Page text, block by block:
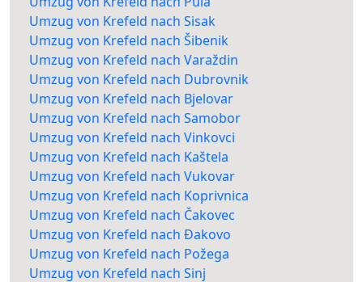
Umzug von Krefeld nach Sisak
Umzug von Krefeld nach Šibenik
Umzug von Krefeld nach Varaždin
Umzug von Krefeld nach Dubrovnik
Umzug von Krefeld nach Bjelovar
Umzug von Krefeld nach Samobor
Umzug von Krefeld nach Vinkovci
Umzug von Krefeld nach Kaštela
Umzug von Krefeld nach Vukovar
Umzug von Krefeld nach Koprivnica
Umzug von Krefeld nach Čakovec
Umzug von Krefeld nach Đakovo
Umzug von Krefeld nach Požega
Umzug von Krefeld nach Sinj